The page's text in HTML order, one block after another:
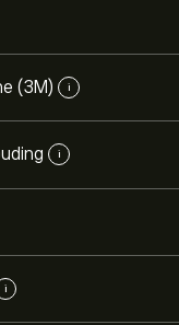
(3M) i
i
i